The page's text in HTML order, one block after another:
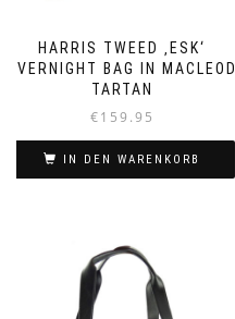
HARRIS TWEED ‚ESK‘
OVERNIGHT BAG IN MACLEOD
TARTAN
€159.95
IN DEN WARENKORB